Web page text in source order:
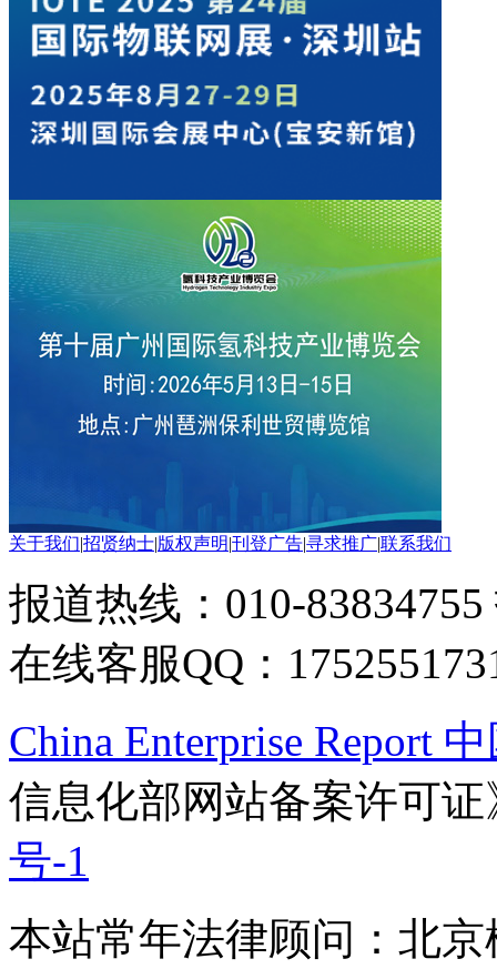
关于我们|招贤纳士|版权声明|刊登广告|寻求推广|联系我们
报道热线：010-83834755
在线客服QQ：
China Enterprise Report
信息化部网站备案许可
号-1
本站常年法律顾问：北